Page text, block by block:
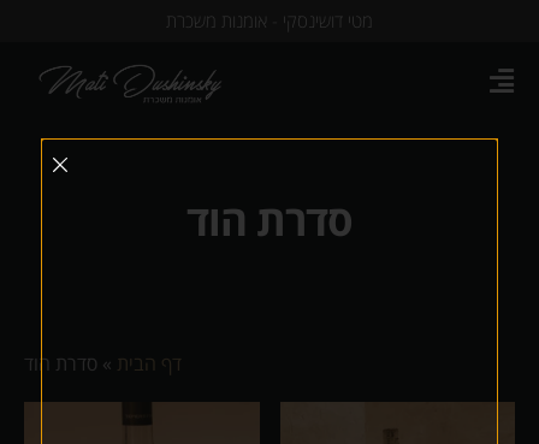
מטי דושינסקי - אומנות משכרת
סדרת הוד
דף הבית » סדרת הוד